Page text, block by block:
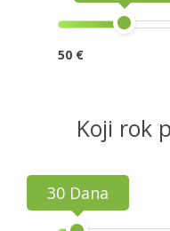
50 €
Koji rok
30 Dana